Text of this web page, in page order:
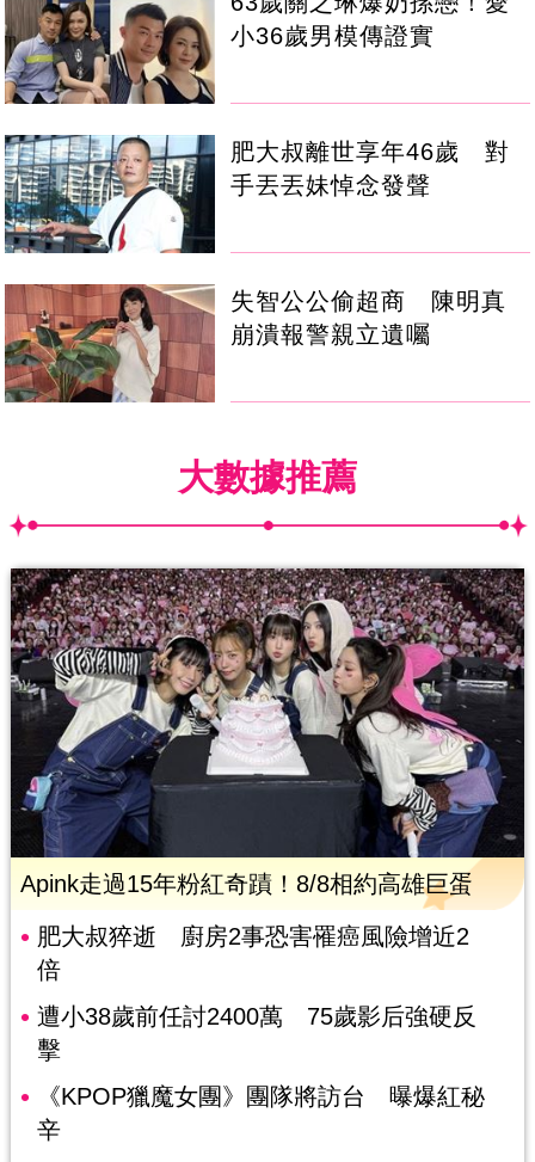
小36歲男模傳證實
肥大叔離世享年46歲 對
手丟丟妹悼念發聲
失智公公偷超商 陳明真
崩潰報警親立遺囑
大數據推薦
Apink走過15年粉紅奇蹟！8/8相約高雄巨蛋
肥大叔猝逝 廚房2事恐害罹癌風險增近2
倍
遭小38歲前任討2400萬 75歲影后強硬反
擊
《KPOP獵魔女團》團隊將訪台 曝爆紅秘
辛